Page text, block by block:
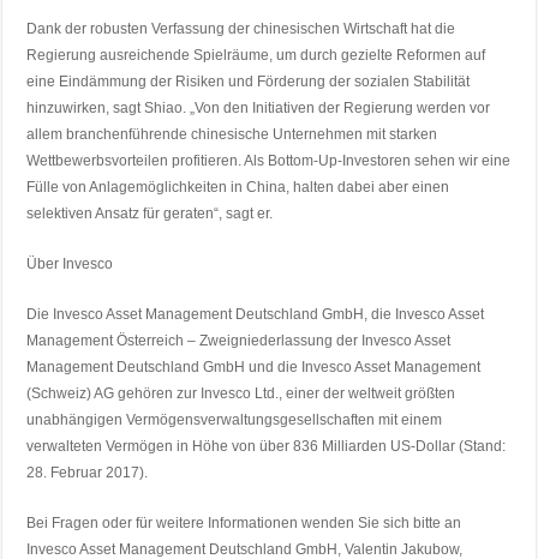
Dank der robusten Verfassung der chinesischen Wirtschaft hat die
Regierung ausreichende Spielräume, um durch gezielte Reformen auf
eine Eindämmung der Risiken und Förderung der sozialen Stabilität
hinzuwirken, sagt Shiao. „Von den Initiativen der Regierung werden vor
allem branchenführende chinesische Unternehmen mit starken
Wettbewerbsvorteilen profitieren. Als Bottom-Up-Investoren sehen wir eine
Fülle von Anlagemöglichkeiten in China, halten dabei aber einen
selektiven Ansatz für geraten“, sagt er.
Über Invesco
Die Invesco Asset Management Deutschland GmbH, die Invesco Asset
Management Österreich – Zweigniederlassung der Invesco Asset
Management Deutschland GmbH und die Invesco Asset Management
(Schweiz) AG gehören zur Invesco Ltd., einer der weltweit größten
unabhängigen Vermögensverwaltungsgesellschaften mit einem
verwalteten Vermögen in Höhe von über 836 Milliarden US-Dollar (Stand:
28. Februar 2017).
Bei Fragen oder für weitere Informationen wenden Sie sich bitte an
Invesco Asset Management Deutschland GmbH, Valentin Jakubow,